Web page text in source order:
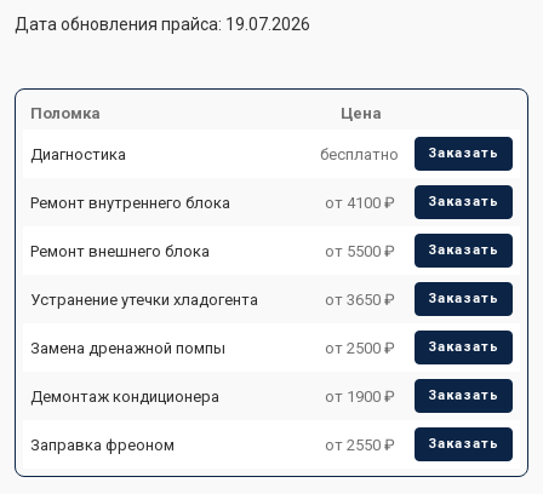
Дата обновления прайса: 19.07.2026
Поломка Цена
Диагностика бесплатно Заказать
Ремонт внутреннего блока от 4100 ₽ Заказать
Ремонт внешнего блока от 5500 ₽ Заказать
Устранение утечки хладогента от 3650 ₽ Заказать
Замена дренажной помпы от 2500 ₽ Заказать
Демонтаж кондиционера от 1900 ₽ Заказать
Заправка фреоном от 2550 ₽ Заказать